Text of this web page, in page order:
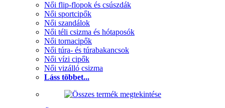
Női flip-flopok és csúszdák
Női sportcipők
Női szandálok
Női téli csizma és hótaposók
Női tornacipők
Női túra- és túrabakancsok
Női vízi cipők
Női vizálló csizma
Láss többet...